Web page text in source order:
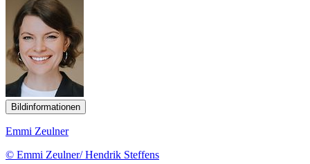
Bildinformationen
Emmi Zeulner
© Emmi Zeulner/ Hendrik Steffens